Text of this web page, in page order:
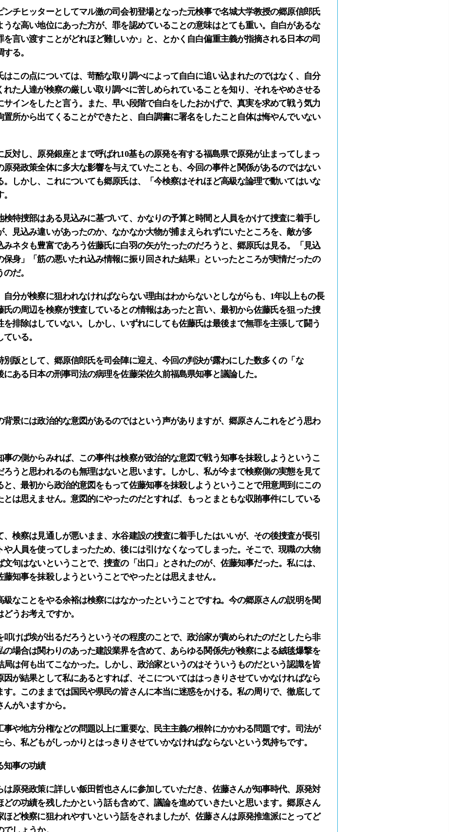
チヒッターとしてマル激の司会初登場となった元検事で名城大学教授の郷原信郎氏
うな高い地位にあった方が、罪を認めていることの意味はとても重い。自白があるな
を言い渡すことがどれほど難しいか」と、とかく自白偏重主義が指摘される日本の司
る。
この点については、苛酷な取り調べによって自白に追い込まれたのではなく、自分
れた人達が検察の厳しい取り調べに苦しめられていることを知り、それをやめさせる
サインをしたと言う。また、早い段階で自白をしたおかげで、真実を求めて戦う気力
置所から出てくることができたと、自白調書に署名をしたこと自体は悔やんでいない
対し、原発銀座とまで呼ばれ10基もの原発を有する福島県で原発が止まってしまっ
原発政策全体に多大な影響を与えていたことも、今回の事件と関係があるのではない
。しかし、これについても郷原氏は、「今検察はそれほど高級な論理で動いてはいな
特捜部はある見込みに基づいて、かなりの予算と時間と人員をかけて捜査に着手し
、見込み違いがあったのか、なかなか大物が捕まえられずにいたところを、敵が多
みネタも豊富であろう佐藤氏に白羽の矢がたったのだろうと、郷原氏は見る。「見込
保身」「筋の悪いたれ込み情報に振り回された結果」といったところが実情だったの
だ。
分が検察に狙われなければならない理由はわからないとしながらも、1年以上もの長
氏の周辺を検察が捜査しているとの情報はあったと言い、最初から佐藤氏を狙った捜
を排除はしていない。しかし、いずれにしても佐藤氏は最後まで無罪を主張して闘う
いる。
版として、郷原信郎氏を司会陣に迎え、今回の判決が露わにした数多くの「な
ある日本の刑事司法の病理を佐藤栄佐久前福島県知事と議論した。
背景には政治的な意図があるのではという声がありますが、郷原さんこれをどう思わ
の側からみれば、この事件は検察が政治的な意図で戦う知事を抹殺しようというこ
ろうと思われるのも無理はないと思います。しかし、私が今まで検察側の実態を見て
と、最初から政治的意図をもって佐藤知事を抹殺しようということで用意周到にこの
とは思えません。意図的にやったのだとすれば、もっとまともな収賄事件にしている
検察は見通しが悪いまま、水谷建設の捜査に着手したはいいが、その後捜査が長引
や人員を使ってしまったため、後には引けなくなってしまった。そこで、現職の大物
句はないということで、捜査の「出口」とされたのが、佐藤知事だった。私には、
知事を抹殺しようということでやったとは思えません。
なことをやる余裕は検察にはなかったということですね。今の郷原さんの説明を聞
うお考えですか。
けば埃が出るだろうというその程度のことで、政治家が責められたのだとしたら非
の場合は関わりのあった建設業界を含めて、あらゆる関係先が検察による絨毯爆撃を
局は何も出てこなかった。しかし、政治家というのはそういうものだという認識を皆
因が結果として私にあるとすれば、そこについてははっきりさせていかなければなら
す。このままでは国民や県民の皆さんに本当に迷惑をかける。私の周りで、徹底して
がいますから。
や地方分権などの問題以上に重要な、民主主義の根幹にかかわる問題です。司法が
ら、私どもがしっかりとはっきりさせていかなければならないという気持ちです。
知事の功績
原発政策に詳しい飯田哲也さんに参加していただき、佐藤さんが知事時代、原発対
どの功績を残したかという話も含めて、議論を進めていきたいと思います。郷原さん
ほど検察に狙われやすいという話をされましたが、佐藤さんは原発推進派にとってど
しょうか。